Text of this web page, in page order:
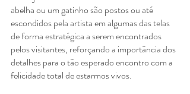
abelha ou um gatinho são postos ou até
escondidos pela artista em algumas das telas
de forma estratégica a serem encontrados
pelos visitantes, reforçando a importância dos
detalhes para o tão esperado encontro com a
felicidade total de estarmos vivos.